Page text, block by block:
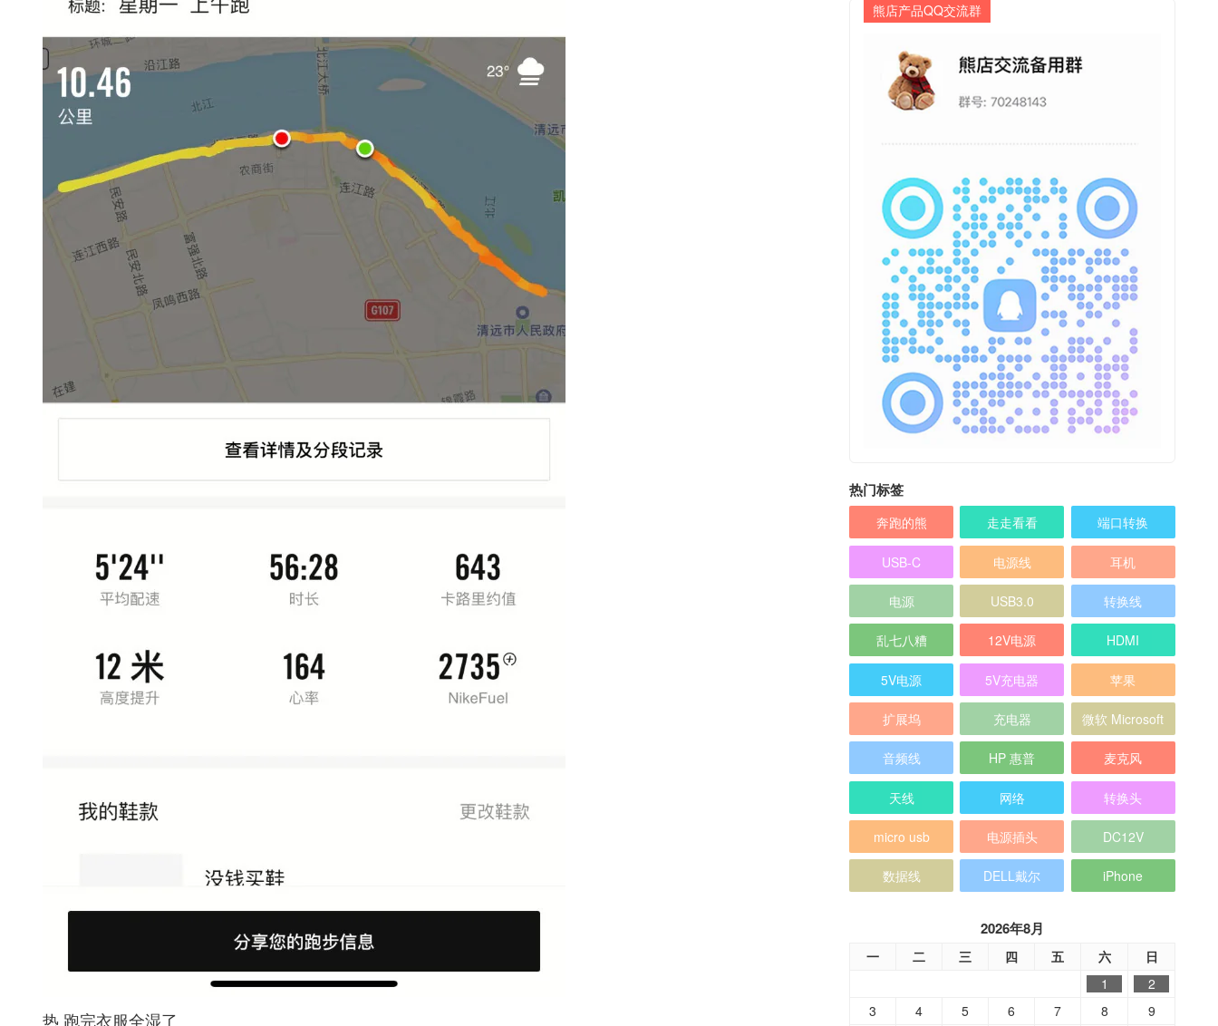
热 跑完衣服全湿了
熊店产品QQ交流群
热门标签
奔跑的熊 走走看看 端口转换
USB-C 电源线 耳机
电源 USB3.0 转换线
乱七八糟 12V电源 HDMI
5V电源 5V充电器 苹果
扩展坞 充电器 微软 Microsoft
音频线 HP 惠普 麦克风
天线 网络 转换头
micro usb 电源插头 DC12V
数据线 DELL戴尔 iPhone
2026年8月
一 二 三 四 五 六
日
1
2
3
4 5 6 7 8 9